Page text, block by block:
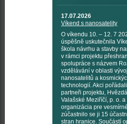
17.07.2026
Víkend s nanosatelity
O víkendu 10. – 12. 7
úspěšně uskutečnila
škola návrhu a stavby
v rámci projektu
spolupráce s názvem
vzdělávání v oblasti
nanosatelitů a
technologií. Akci
partneři projektu,
Valašské Meziříčí, p. o.
organizácia pre
zúčastnilo se ji 15
stran hranice. Součástí